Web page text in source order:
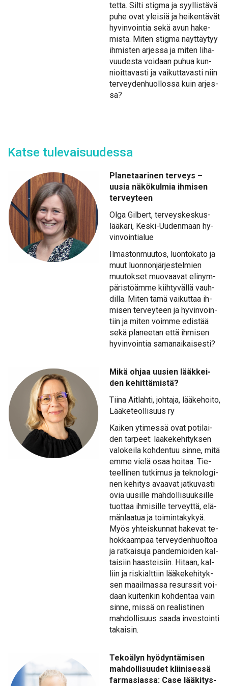
tet­ta. Sil­ti stig­ma ja syyl­lis­tä­vä
pu­he ovat ylei­siä ja hei­ken­tä­vät
hy­vin­voin­tia se­kä avun ha­ke­
mis­ta. Mi­ten stig­ma näyt­täy­tyy
ih­mis­ten ar­jes­sa ja mi­ten li­ha­
vuu­des­ta voi­daan pu­hua kun­
nioit­ta­vas­ti ja vai­kut­ta­vas­ti niin
ter­vey­den­huol­los­sa kuin ar­jes­
sa?
Kat­se tu­le­vai­suu­des­sa
Pla­ne­taa­ri­nen ter­veys –
uusia nä­kö­kul­mia ih­mi­sen
ter­vey­teen
Ol­ga Gil­bert, ter­veys­kes­kus­
lää­kä­ri, Kes­ki-Uu­den­maan hy­
vin­voin­tia­lue
Il­mas­ton­muu­tos, luon­to­ka­to ja
muut luon­non­jär­jes­tel­mien
muu­tok­set muo­vaa­vat eli­nym­
pä­ris­töäm­me kiih­ty­väl­lä vauh­
dil­la. Mi­ten tä­mä vai­kut­taa ih­
mi­sen ter­vey­teen ja hy­vin­voin­
tiin ja mi­ten voim­me edis­tää
se­kä pla­nee­tan et­tä ih­mi­sen
hy­vin­voin­tia sa­man­ai­kai­ses­ti?
Mi­kä oh­jaa uusien lääk­kei­
den ke­hit­tä­mis­tä?
Tii­na Ait­lah­ti, joh­ta­ja, lää­ke­hoi­to,
Lää­ke­teol­li­suus ry
Kai­ken yti­mes­sä ovat po­ti­lai­
den tar­peet: lää­ke­ke­hi­tyk­sen
va­lo­kei­la koh­den­tuu sin­ne, mi­tä
em­me vie­lä osaa hoi­taa. Tie­
teel­li­nen tut­ki­mus ja tek­no­lo­gi­
nen ke­hi­tys avaa­vat jat­ku­vas­ti
ovia uusil­le mah­dol­li­suuk­sil­le
tuot­taa ih­mi­sil­le ter­veyt­tä, elä­
män­laa­tua ja toi­min­ta­ky­kyä.
Myös yh­teis­kun­nat ha­ke­vat te­
hok­kaam­paa ter­vey­den­huol­toa
ja rat­kai­su­ja pan­de­mioi­den kal­
tai­siin haas­tei­siin. Hi­taan, kal­
liin ja ris­kialt­tiin lää­ke­ke­hi­tyk­
sen maa­il­mas­sa re­surs­sit voi­
daan kui­ten­kin koh­den­taa vain
sin­ne, mis­sä on rea­lis­ti­nen
mah­dol­li­suus saa­da in­ves­toin­ti
ta­kai­sin.
Te­ko­ä­lyn hyö­dyn­tä­mi­sen
mah­dol­li­suu­det klii­ni­ses­sä
far­ma­sias­sa: Ca­se lää­ki­tys­